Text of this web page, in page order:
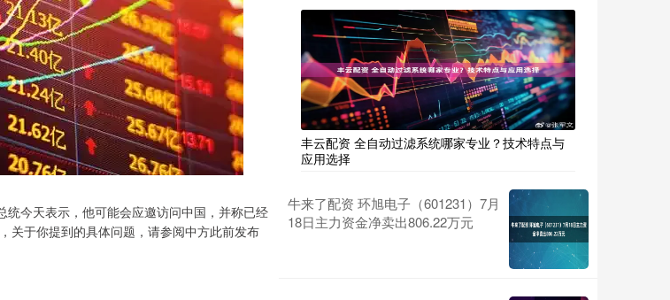
今天表示，他可能会应邀访问中国，并称已经
关于你提到的具体问题，请参阅中方此前发布
丰云配资 全自动过滤系统哪家专业？技术特点与
应用选择
牛来了配资 环旭电子（601231）7月
18日主力资金净卖出806.22万元